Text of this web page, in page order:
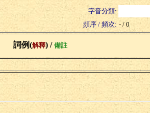
字音分類:
頻序 / 頻次: - / 0
詞例(解釋) / 備註